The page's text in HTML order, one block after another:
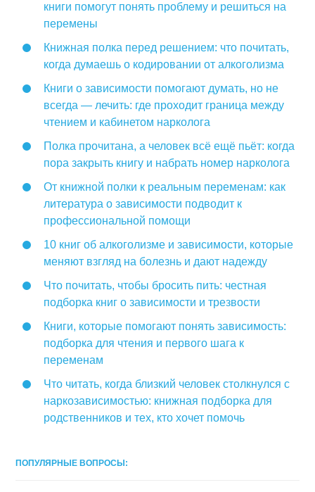
книги помогут понять проблему и решиться на
перемены
Книжная полка перед решением: что почитать,
когда думаешь о кодировании от алкоголизма
Книги о зависимости помогают думать, но не
всегда — лечить: где проходит граница между
чтением и кабинетом нарколога
Полка прочитана, а человек всё ещё пьёт: когда
пора закрыть книгу и набрать номер нарколога
От книжной полки к реальным переменам: как
литература о зависимости подводит к
профессиональной помощи
10 книг об алкоголизме и зависимости, которые
меняют взгляд на болезнь и дают надежду
Что почитать, чтобы бросить пить: честная
подборка книг о зависимости и трезвости
Книги, которые помогают понять зависимость:
подборка для чтения и первого шага к
переменам
Что читать, когда близкий человек столкнулся с
наркозависимостью: книжная подборка для
родственников и тех, кто хочет помочь
ПОПУЛЯРНЫЕ ВОПРОСЫ: